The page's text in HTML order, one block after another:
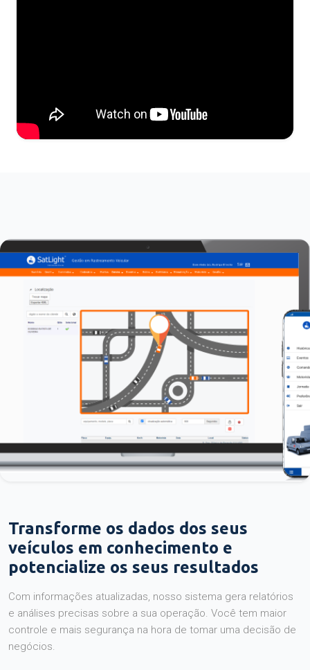
Transforme os dados dos seus
veículos em conhecimento e
potencialize os seus resultados
Com informações atualizadas, nosso sistema gera relatórios
e análises precisas sobre a sua operação. Você tem maior
controle e mais segurança na hora de tomar uma decisão de
negócios.